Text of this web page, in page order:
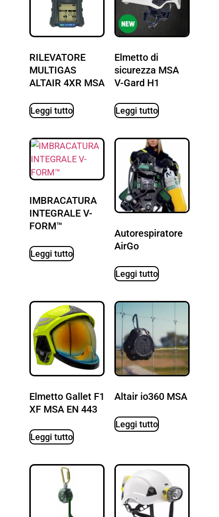
RILEVATORE
MULTIGAS
ALTAIR 4XR MSA
Leggi tutto
Elmetto di
sicurezza MSA
V-Gard H1
Leggi tutto
IMBRACATURA
INTEGRALE V-
FORM™
Leggi tutto
Autorespiratore
AirGo
Leggi tutto
Elmetto Gallet F1
XF MSA EN 443
Leggi tutto
Altair io360 MSA
Leggi tutto